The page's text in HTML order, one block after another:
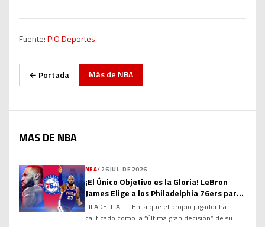
Fuente:PIO Deportes
← Portada Más de NBA
MAS DE NBA
NBA/ 26 JUL. DE 2026
¡El Único Objetivo es la Gloria! LeBron
James Elige a los Philadelphia 76ers para
el Último Capítulo de su Leyenda
FILADELFIA.— En la que el propio jugador ha
calificado como la “última gran decisión” de su